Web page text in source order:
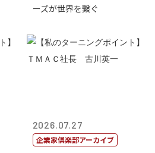
ーズが世界を繋ぐ
2026.07.27
企業家倶楽部アーカイブ